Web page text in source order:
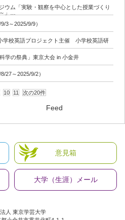
ウム「実験・観察を中心とした授業づくり
」…
3～2025/9/9）
校英語プロジェクト主催 小学校英語研
学の祭典」東京大会 in 小金井
27～2025/9/2）
10 11 次の20件
Feed
人 東京学芸大学
意見箱
大学（生涯）メール